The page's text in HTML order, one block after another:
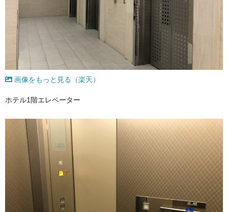
画像をもっと見る（楽天）
ホテル1階エレベーター